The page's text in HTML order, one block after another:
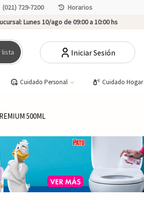
(021) 729-7200
Horarios
Lunes 10/ago de 09:00 a 10:00 hs
lista Iniciar Sesión
Cuidado Personal Cuidado Hogar
500ML